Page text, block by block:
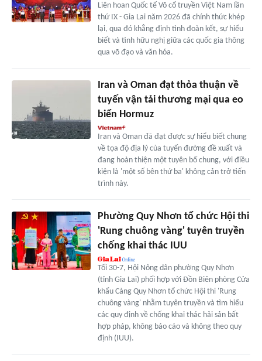
Liên hoan Quốc tế Võ cổ truyền Việt Nam lần
thứ IX - Gia Lai năm 2026 đã chính thức khép
lại, qua đó khẳng định tình đoàn kết, sự hiểu
biết và tình hữu nghị giữa các quốc gia thông
qua võ đạo và văn hóa.
Iran và Oman đạt thỏa thuận về
tuyến vận tải thương mại qua eo
biển Hormuz
Iran và Oman đã đạt được sự hiểu biết chung
về tọa độ địa lý của tuyến đường đề xuất và
đang hoàn thiện một tuyên bố chung, với điều
kiện là 'một số bên thứ ba' không cản trở tiến
trình này.
Phường Quy Nhơn tổ chức Hội thi
'Rung chuông vàng' tuyên truyền
chống khai thác IUU
Tối 30-7, Hội Nông dân phường Quy Nhơn
(tỉnh Gia Lai) phối hợp với Đồn Biên phòng Cửa
khẩu Cảng Quy Nhơn tổ chức Hội thi 'Rung
chuông vàng' nhằm tuyên truyền và tìm hiểu
các quy định về chống khai thác hải sản bất
hợp pháp, không báo cáo và không theo quy
định (IUU).